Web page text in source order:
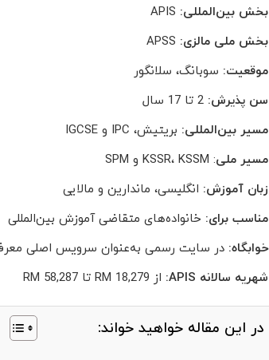
بخش بین‌المللی:
بخش ملی مالزی:
موقعیت: سوبانگ، سلانگور
سن پذیرش: 2 تا 17 سال
مسیر بین‌المللی: بریتیش، IPC و IGCSE
مسیر ملی: KSSR، KSSM و SPM
زبان آموزش: انگلیسی، ماندارین و مالایی
مناسب برای: خانواده‌های متقاضی آموزش بین‌المللی
خوابگاه: در سایت رسمی به‌عنوان سرویس اصلی
شهریه سالانه APIS:
از RM 18,279 تا RM 58,287
در این مقاله خواهید خواند: